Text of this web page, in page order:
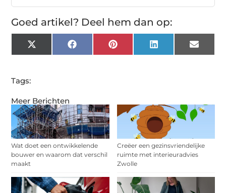
Meer Berichten
Wat doet een ontwikkelende
bouwer en waarom dat verschil
maakt
Creëer een gezinsvriendelijke
ruimte met interieuradvies
Zwolle
Goed artikel? Deel hem dan op:
X
(Twitter)
FacebookPinterest LinkedIn Email
Tags: